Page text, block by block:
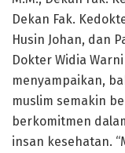
Dekan Fak.
Husin Johan, dan
Dokter Widia
menyampaikan,
muslim semakin
berkomitmen
insan kesehatan.